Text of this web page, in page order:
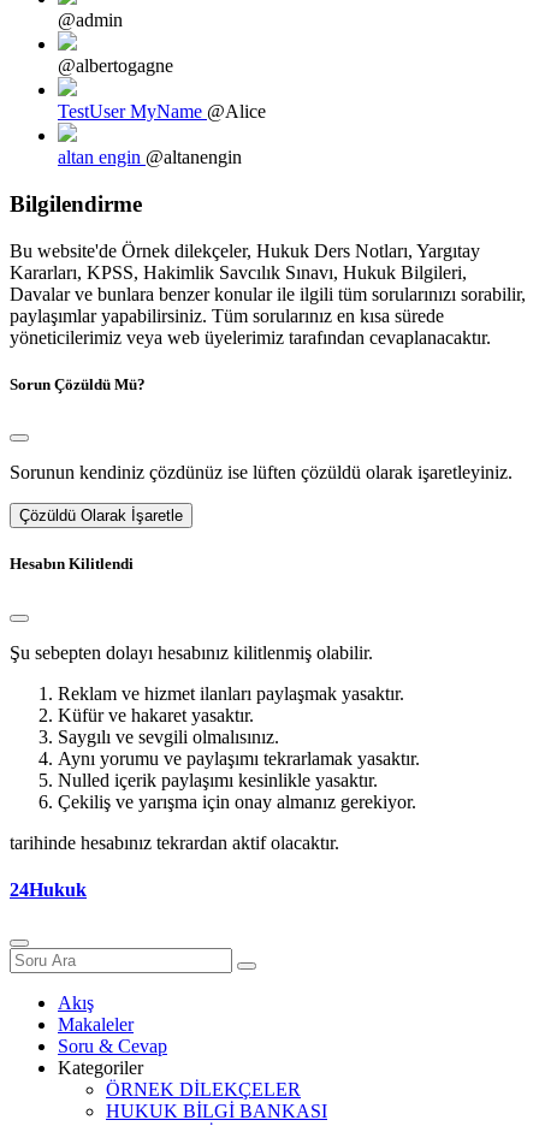
@admin
@albertogagne
TestUser MyName @Alice
altan engin @altanengin
Bilgilendirme
Bu website'de Örnek dilekçeler, Hukuk Ders Notları, Yargıtay
Kararları, KPSS, Hakimlik Savcılık Sınavı, Hukuk Bilgileri,
Davalar ve bunlara benzer konular ile ilgili tüm sorularınızı sorabilir,
paylaşımlar yapabilirsiniz. Tüm sorularınız en kısa sürede
yöneticilerimiz veya web üyelerimiz tarafından cevaplanacaktır.
Sorun Çözüldü Mü?
Sorunun kendiniz çözdünüz ise lüften çözüldü olarak işaretleyiniz.
Çözüldü Olarak İşaretle
Hesabın Kilitlendi
Şu sebepten dolayı hesabınız kilitlenmiş olabilir.
Reklam ve hizmet ilanları paylaşmak yasaktır.
Küfür ve hakaret yasaktır.
Saygılı ve sevgili olmalısınız.
Aynı yorumu ve paylaşımı tekrarlamak yasaktır.
Nulled içerik paylaşımı kesinlikle yasaktır.
Çekiliş ve yarışma için onay almanız gerekiyor.
tarihinde hesabınız tekrardan aktif olacaktır.
24Hukuk
Akış
Makaleler
Soru & Cevap
Kategoriler
ÖRNEK DİLEKÇELER
HUKUK BİLGİ BANKASI